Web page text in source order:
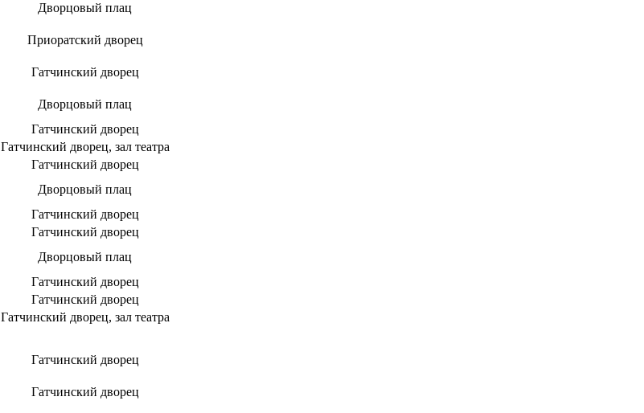
Дворцовый плац
Приоратский дворец
Гатчинский дворец
Дворцовый плац
Гатчинский дворец
Гатчинский дворец, зал театра
Гатчинский дворец
Дворцовый плац
Гатчинский дворец
Гатчинский дворец
Дворцовый плац
Гатчинский дворец
Гатчинский дворец
Гатчинский дворец, зал театра
Гатчинский дворец
Гатчинский дворец